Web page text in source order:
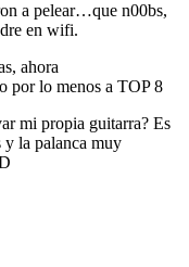
a pelear…que n00bs,
en wifi.
ahora
por lo menos a TOP 8
mi propia guitarra? Es
y la palanca muy